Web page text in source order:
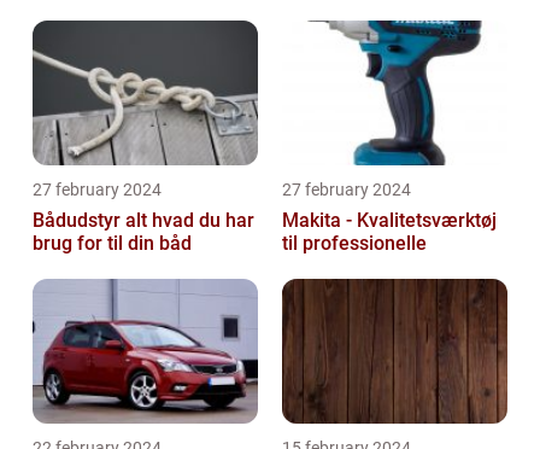
27 february 2024
Bådudstyr alt hvad du har
brug for til din båd
27 february 2024
Makita - Kvalitetsværktøj
til professionelle